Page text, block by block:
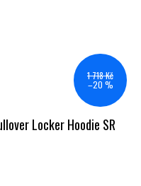
1 718 Kč
–20 %
Locker Hoodie SR